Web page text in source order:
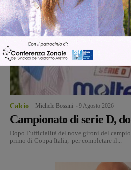
Calcio Michele Bossini 9 Agosto 2026
Campionato di serie D,
Dopo l’ufficialità dei nove gironi del
primo di Coppa Italia, per completare il...